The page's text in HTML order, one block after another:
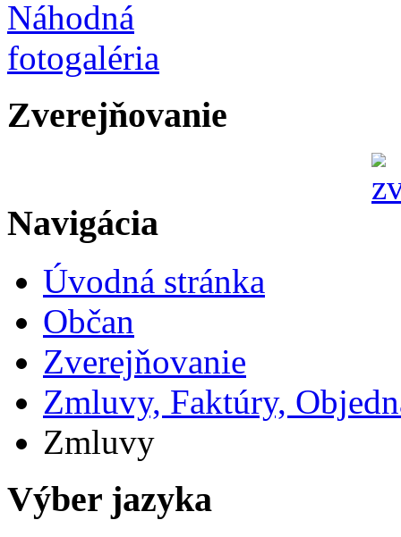
Zverejňovanie
Navigácia
Úvodná stránka
Občan
Zverejňovanie
Zmluvy, Faktúry,
Zmluvy
Výber jazyka